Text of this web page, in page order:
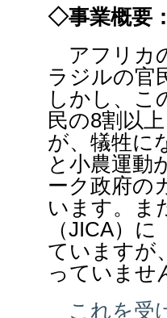
◇事業概要
アフリカ
ラジルの官
しかし、こ
民の8割以
が、犠牲に
と小農運動
ーク政府の
います。ま
（JICA）
ていますが
っていませ
これを受